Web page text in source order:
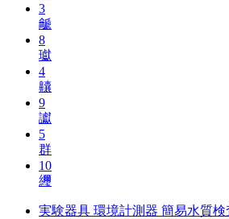
3
䶵
8
瓛
4
齉
9
讞
5
群
10
䌳
実験器具 環境計測器 簡易水質